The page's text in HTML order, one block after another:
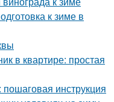
к зиме в
в квартире: простая
инструкция